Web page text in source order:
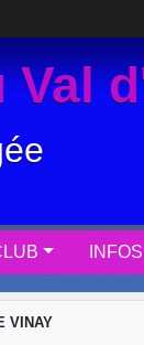
Val
VINAY